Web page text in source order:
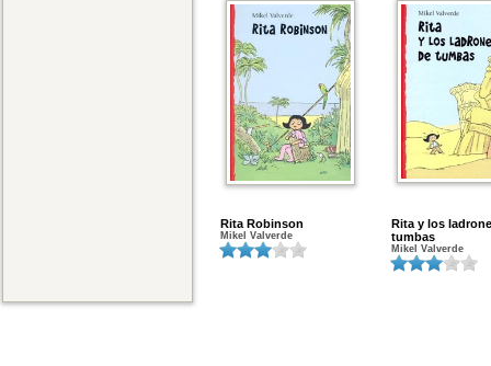
Rita Robinson
Mikel Valverde
Rita y los
tumbas
Mikel Valverde